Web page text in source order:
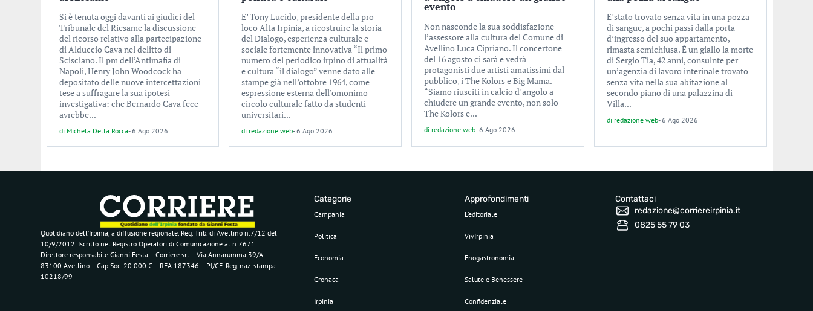
Si è tenuta oggi davanti ai giudici del
Tribunale del Riesame la discussione
del ricorso relativo alla partecipazione
di Alduccio Cava nel delitto di
Scisciano. Il pm dell’Antimafia di
Napoli, Henry John Woodcock ha
depositato delle nuove intercettazioni
tese a suffragare la sua ipotesi
investigativa: che Bernardo Cava fece
avrebbe...
di Michela Della Rocca-6 Ago 2026
E’ Tony Lucido, presidente della pro
loco Alta Irpinia, a ricostruire la storia
del Dialogo, esperienza culturale e
sociale fortemente innovativa “Il primo
numero del periodico irpino di attualità
e cultura “il dialogo” venne dato alle
stampe già nell’ottobre 1964, come
espressione esterna dell’omonimo
circolo culturale fatto da studenti
universitari...
di redazione web-6 Ago 2026
evento
Non nasconde la sua soddisfazione
l’assessore alla cultura del Comune di
Avellino Luca Cipriano. Il concertone
del 16 agosto ci sarà e vedrà
protagonisti due artisti amatissimi dal
pubblico, i The Kolors e Big Mama.
“Siamo riusciti in calcio d’angolo a
chiudere un grande evento, non solo
The Kolors e...
di redazione web-6 Ago 2026
E’stato trovato senza vita in una pozza
di sangue, a pochi passi dalla porta
d’ingresso del suo appartamento,
rimasta semichiusa. È un giallo la morte
di Sergio Tia, 42 anni, consulnte per
un’agenzia di lavoro interinale trovato
senza vita nella sua abitazione al
secondo piano di una palazzina di
Villa...
di redazione web-6 Ago 2026
Quotidiano dell’Irpinia, a diffusione regionale. Reg. Trib. di Avellino n.7/12 del
10/9/2012. Iscritto nel Registro Operatori di Comunicazione al n.7671
Direttore responsabile Gianni Festa – Corriere srl – Via Annarumma 39/A
83100 Avellino – Cap.Soc. 20.000 € – REA 187346 – PI/CF. Reg. naz. stampa
10218/99
Categorie
Campania
Politica
Economia
Cronaca
Irpinia
Approfondimenti
L’editoriale
VivIrpinia
Enogastronomia
Salute e Benessere
Confidenziale
Contattaci
redazione@corriereirpinia.it
0825 55 79 03